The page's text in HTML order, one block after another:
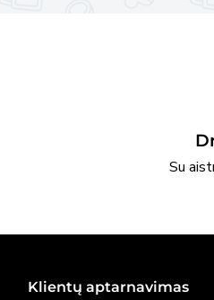
Su
Klientų aptarnavimas